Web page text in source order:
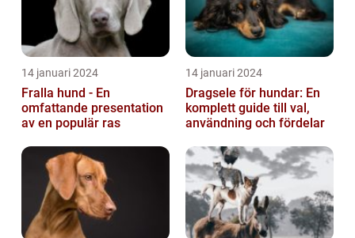
14 januari 2024
Fralla hund - En
omfattande presentation
av en populär ras
14 januari 2024
Dragsele för hundar: En
komplett guide till val,
användning och fördelar